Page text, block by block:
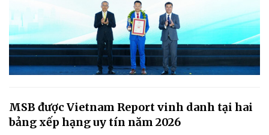
MSB được Vietnam Report vinh danh tại hai
bảng xếp hạng uy tín năm 2026